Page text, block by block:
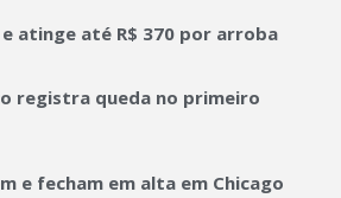
atinge até R$ 370 por arroba
registra queda no primeiro
e fecham em alta em Chicago